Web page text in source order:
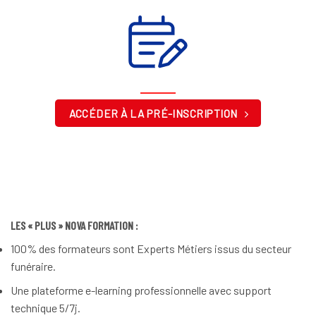
ACCÉDER À LA PRÉ-INSCRIPTION
LES « PLUS » NOVA FORMATION :
100% des formateurs sont Experts Métiers issus du secteur
funéraire.
Une plateforme e-learning professionnelle avec support
technique 5/7j.